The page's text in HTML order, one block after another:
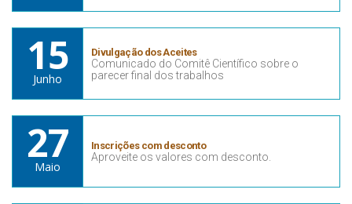
15
Junho
Divulgação dos Aceites
Comunicado do Comitê Científico sobre o
parecer final dos trabalhos
27
Maio
Inscrições com desconto
Aproveite os valores com desconto.